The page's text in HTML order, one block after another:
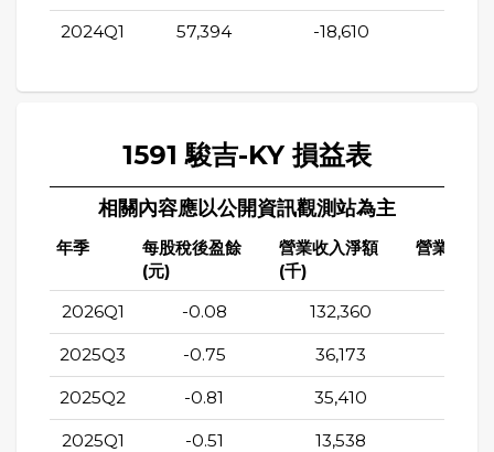
2024Q1 57,394 -18,610
1591 駿吉-KY 損益表
相關內容應以公開資訊觀測站為主
年季
每股稅後盈餘
(元)
營業收入淨額
(千)
營業成本(
2026Q1 -0.08 132,360
2025Q3 -0.75 36,173
2025Q2 -0.81 35,410
2025Q1 -0.51 13,538